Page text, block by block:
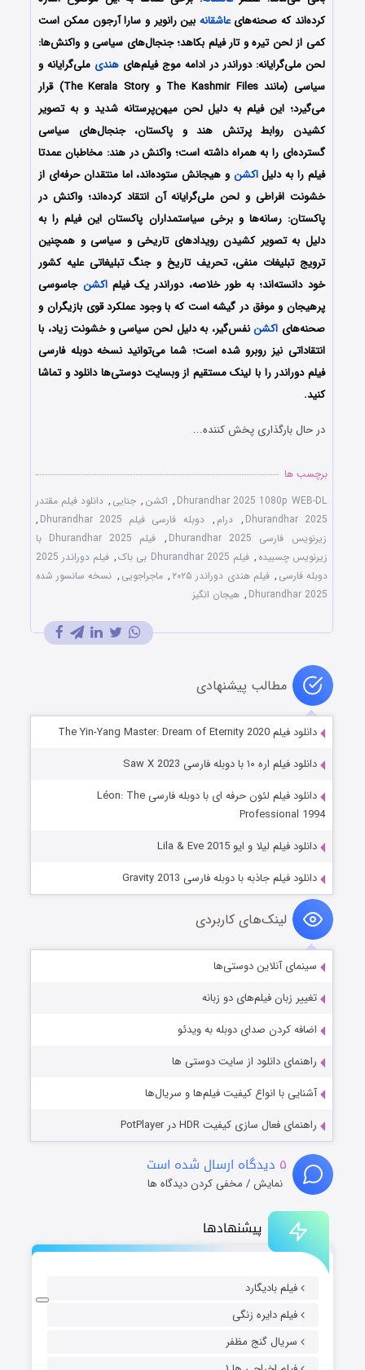
پیشنهادها
فیلم بادیگارد
فیلم دایره زنگی
سریال گنج مظفر
کرده‌اند که صحنه‌هایعاشقانه بین رانویر و سارا آرجون ممکن است
کمی از لحن تیره و تار فیلم بکاهد؛ جنجال‌های سیاسی و واکنش‌ها:
لحن ملی‌گرایانه: دوراندر در ادامه موج فیلم‌های هندی ملی‌گرایانه و
سیاسی (مانند The Kashmir Files و The Kerala Story) قرار
می‌گیرد؛ این فیلم به دلیل لحن میهن‌پرستانه شدید و به تصویر
کشیدن روابط پرتنش هند و پاکستان، جنجال‌های سیاسی
گسترده‌ای را به همراه داشته است؛ واکنش در هند: مخاطبان عمدتا
فیلم را به دلیلاکشن و هیجانش ستوده‌اند، اما منتقدان حرفه‌ای از
خشونت افراطی و لحن ملی‌گرایانه آن انتقاد کرده‌اند؛ واکنش در
پاکستان: رسانه‌ها و برخی سیاستمداران پاکستان این فیلم را به
دلیل به تصویر کشیدن رویدادهای تاریخی و سیاسی و همچنین
ترویج تبلیغات منفی، تحریف تاریخ و جنگ تبلیغاتی علیه کشور
خود دانسته‌اند؛ به طور خلاصه، دوراندر یک فیلماکشن جاسوسی
پرهیجان و موفق در گیشه است که با وجود عملکرد قوی بازیگران و
صحنه‌های اکشننفس‌گیر، به دلیل لحن سیاسی و خشونت زیاد، با
انتقاداتی نیز روبرو شده است؛ شما می‌توانید نسخه دوبله فارسی
فیلم دوراندر را با ‌لینک مستقیم از وبسایت دوستی‌ها دانلود و تماشا
کنید.
در حال بارگذاری پخش کننده...
برچسب ها
Dhurandhar 2025 1080p WEB-DL
, اکشن , جنایی , دانلود فیلم مقتدر
Dhurandhar 2025
, درام , دوبله فارسی فیلم Dhurandhar 2025
,
زیرنویس فارسی Dhurandhar 2025
,
فیلم Dhurandhar 2025 با
زیرنویس چسبیده , فیلم Dhurandhar 2025 بی باک ,
فیلم دوراندر 2025
دوبله فارسی , فیلم هندی دوراندر ۲۰۲۵ , ماجراجویی , نسخه سانسور شده
Dhurandhar 2025
, هیجان انگیز
مطالب پیشنهادی
دانلود فیلم The Yin-Yang Master: Dream of Eternity 2020
دانلود فیلم اره ۱۰ با دوبله فارسی Saw X 2023
دانلود فیلم لئون حرفه ای با دوبله فارسی Léon: The
Professional 1994
دانلود فیلم لیلا و ایو Lila & Eve 2015
دانلود فیلم جاذبه با دوبله فارسی Gravity 2013
لینک‌های کاربردی
سینمای آنلاین دوستی‌ها
تغییر زبان فیلم‌های دو زبانه
اضافه کردن صدای دوبله به ویدئو
راهنمای دانلود از سایت دوستی ها
آشنایی با انواع کیفیت فیلم‌ها و سریال‌ها
راهنمای فعال سازی کیفیت HDR در PotPlayer
۵ دیدگاه ارسال شده است
نمایش / مخفی کردن دیدگاه ها